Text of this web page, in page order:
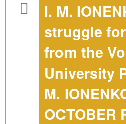
I. M.
struggle
from the
University
M.
OCTOBER